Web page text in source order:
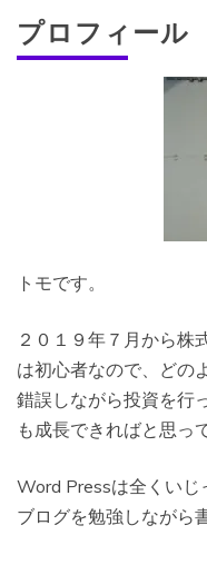
プロフィール
トモです。
２０１９年７月から株
は初心者なので、どの
錯誤しながら投資を行
も成長できればと思っ
Word Pressは全くいじ
ブログを勉強しながら